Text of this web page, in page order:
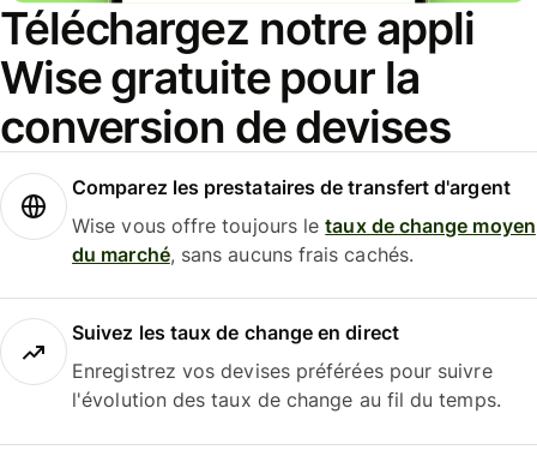
Téléchargez notre appli
Wise gratuite pour la
conversion de devises
Comparez les prestataires de transfert d'argent
Wise vous offre toujours letaux de change moyen
du marché, sans aucuns frais cachés.
Suivez les taux de change en direct
Enregistrez vos devises préférées pour suivre
l'évolution des taux de change au fil du temps.